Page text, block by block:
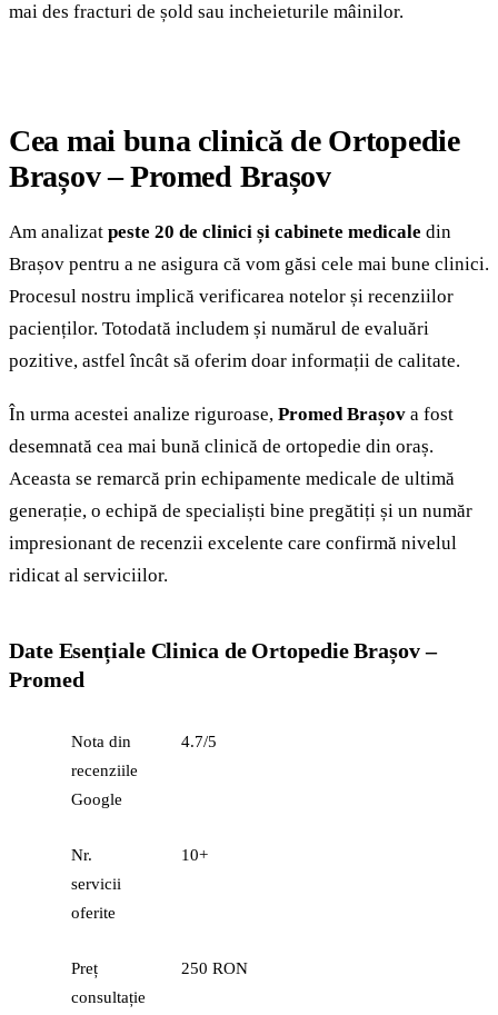
mai des fracturi de șold sau incheieturile mâinilor.
Cea mai buna clinică de Ortopedie
Brașov – Promed Brașov
Am analizat peste 20 de clinici și cabinete medicale din
Brașov pentru a ne asigura că vom găsi cele mai bune clinici.
Procesul nostru implică verificarea notelor și recenziilor
pacienților. Totodată includem și numărul de evaluări
pozitive, astfel încât să oferim doar informații de calitate.
În urma acestei analize riguroase, Promed Brașov a fost
desemnată cea mai bună clinică de ortopedie din oraș.
Aceasta se remarcă prin echipamente medicale de ultimă
generație, o echipă de specialiști bine pregătiți și un număr
impresionant de recenzii excelente care confirmă nivelul
ridicat al serviciilor.
Date Esențiale Clinica de Ortopedie Brașov –
Promed
Nota din
recenziile
Google
4.7/5
Nr.
servicii
oferite
10+
Preț
consultație
250 RON